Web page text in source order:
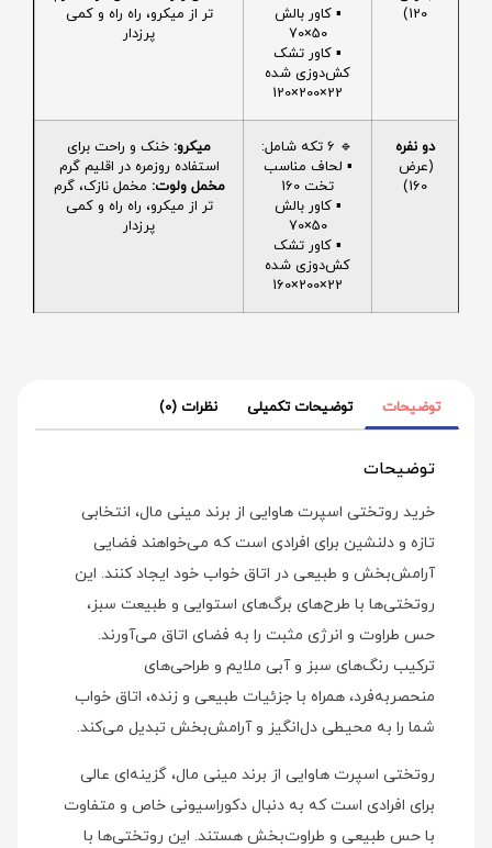
120)
▪️ کاور بالش
50×70
▪️ کاور تشک
کش‌دوزی شده
22×200×120
تر از میکرو، راه راه و کمی
پرزدار
دو نفره
(عرض
160)
🔹 6 تکه شامل:
▪️ لحاف مناسب
تخت 160
▪️ کاور بالش
50×70
▪️ کاور تشک
کش‌دوزی شده
22×200×160
میکرو: خنک و راحت برای
استفاده روزمره در اقلیم گرم
مخمل ولوت: مخمل نازک، گرم
تر از میکرو، راه راه و کمی
پرزدار
توضیحات توضیحات تکمیلی نظرات (0)
توضیحات
خرید روتختی اسپرت هاوایی از برند مینی‌ مال، انتخابی
تازه و دلنشین برای افرادی است که می‌خواهند فضایی
آرامش‌بخش و طبیعی در اتاق خواب خود ایجاد کنند. این
روتختی‌ها با طرح‌های برگ‌های استوایی و طبیعت سبز،
حس طراوت و انرژی مثبت را به فضای اتاق می‌آورند.
ترکیب رنگ‌های سبز و آبی ملایم و طراحی‌های
منحصربه‌فرد، همراه با جزئیات طبیعی و زنده، اتاق خواب
شما را به محیطی دل‌انگیز و آرامش‌بخش تبدیل می‌کند.
روتختی اسپرت هاوایی از برند مینی‌ مال، گزینه‌ای عالی
برای افرادی است که به دنبال دکوراسیونی خاص و متفاوت
با حس طبیعی و طراوت‌بخش هستند. این روتختی‌ها با